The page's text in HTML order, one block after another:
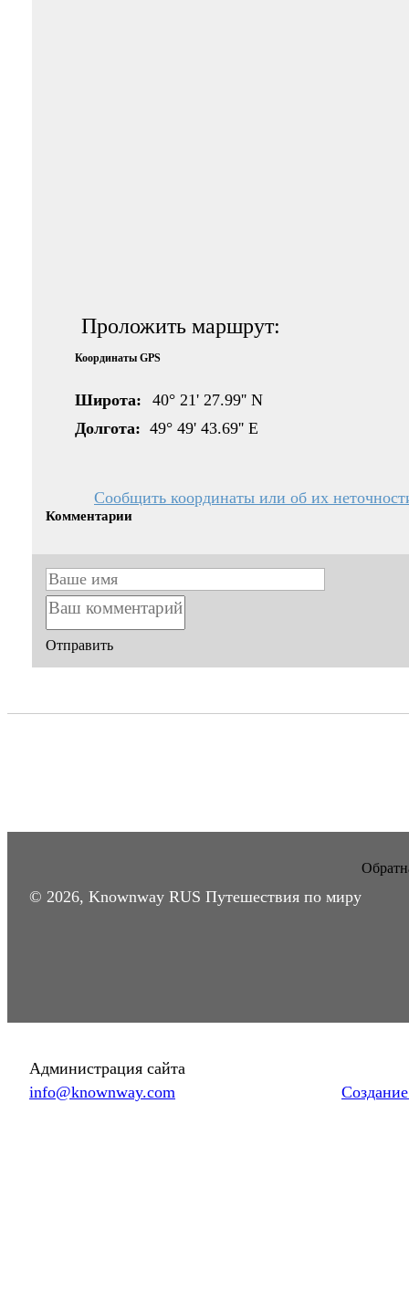
Проложить маршрут:
Координаты GPS
Широта:
40° 21' 27.99'' N
Долгота: 49° 49' 43.69'' E
Сообщить координаты или об их
Комментарии
Отправить
© 2026, Knownway RUS Путешествия по миру
Администрация сайта
info@knownway.com